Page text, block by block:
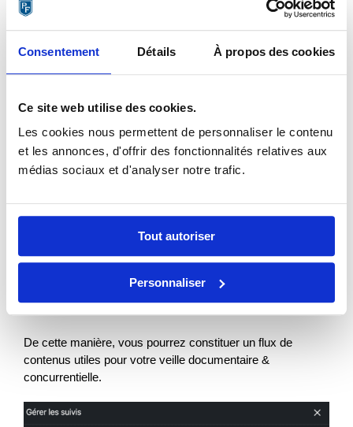
Consentement Détails À propos des cookies
Ce site web utilise des cookies.
Les cookies nous permettent de personnaliser le contenu
et les annonces, d'offrir des fonctionnalités relatives aux
médias sociaux et d'analyser notre trafic.
Tout autoriser
Personnaliser
dessous lors de la rédaction de votre post.
Suivre des pages « Entreprise »
depuis votre page de société
De cette manière, vous pourrez constituer un flux de
contenus utiles pour votre veille documentaire &
concurrentielle.